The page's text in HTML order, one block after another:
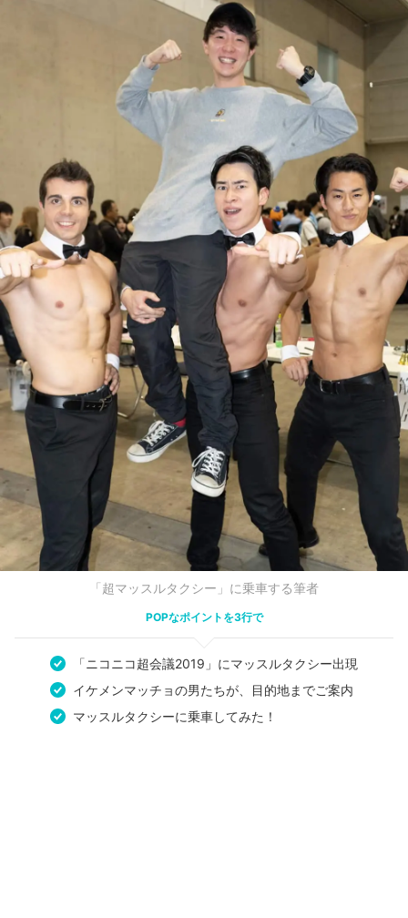
「超マッスルタクシー」に乗車する筆者
POPなポイントを3行で
「ニコニコ超会議2019」にマッスルタクシー出現
イケメンマッチョの男たちが、目的地までご案内
マッスルタクシーに乗車してみた！